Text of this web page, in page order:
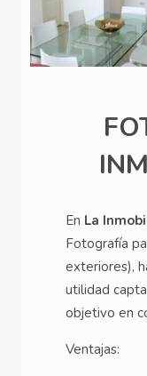
En La
Fotografía
exteriores),
utilidad
objetivo en
Ventajas: